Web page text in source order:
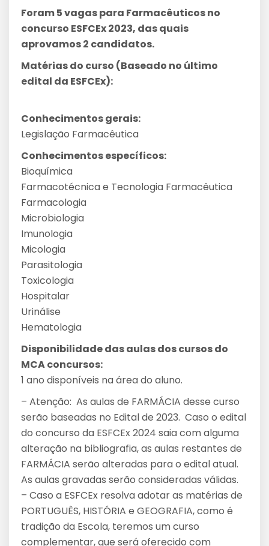
Foram 5 vagas para Farmacêuticos no
concurso ESFCEx 2023, das quais
aprovamos 2 candidatos.
Matérias do curso (Baseado no último
edital da ESFCEx):
Conhecimentos gerais:
Legislação Farmacêutica
Conhecimentos específicos:
Bioquímica
Farmacotécnica e Tecnologia Farmacêutica
Farmacologia
Microbiologia
Imunologia
Micologia
Parasitologia
Toxicologia
Hospitalar
Urinálise
Hematologia
Disponibilidade das aulas dos cursos do
MCA concursos:
1 ano disponíveis na área do aluno.
– Atenção: As aulas de FARMÁCIA desse curso
serão baseadas no Edital de 2023. Caso o edital
do concurso da ESFCEx 2024 saia com alguma
alteração na bibliografia, as aulas restantes de
FARMÁCIA serão alteradas para o edital atual.
As aulas gravadas serão consideradas válidas.
– Caso a ESFCEx resolva adotar as matérias de
PORTUGUÊS, HISTÓRIA e GEOGRAFIA, como é
tradição da Escola, teremos um curso
complementar, que será oferecido com